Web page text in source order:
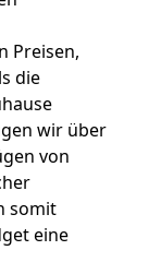
Preisen,
die
wir über
von
somit
eine